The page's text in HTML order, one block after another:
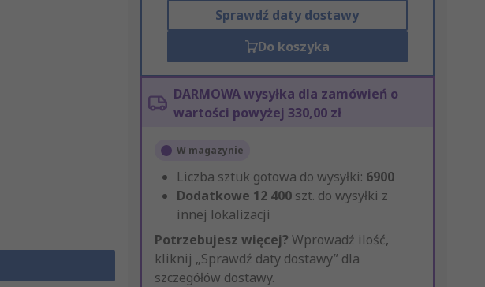
Sprawdź daty dostawy
Do koszyka
DARMOWA wysyłka dla zamówień o
wartości powyżej 330,00 zł
W magazynie
Liczba sztuk gotowa do wysyłki: 6900
Dodatkowe 12 400 szt. do wysyłki z
innej lokalizacji
Potrzebujesz więcej? Wprowadź ilość,
kliknij „Sprawdź daty dostawy” dla
szczegółów dostawy.